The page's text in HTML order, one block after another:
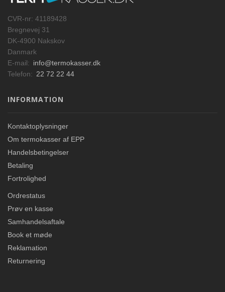
CVR-nr: 41189428
Bregnevej 31
DK-4900 Nakskov
Danmark
E-mail: info@termokasser.dk
Telefon: 22 72 22 44
INFORMATION
Kontaktoplysninger
Om termokasser af EPP
Handelsbetingelser
Betaling
Fortrolighed
Ordrestatus
Prøv en kasse
Samhandelsaftale
Book et møde
Reklamation
Returnering